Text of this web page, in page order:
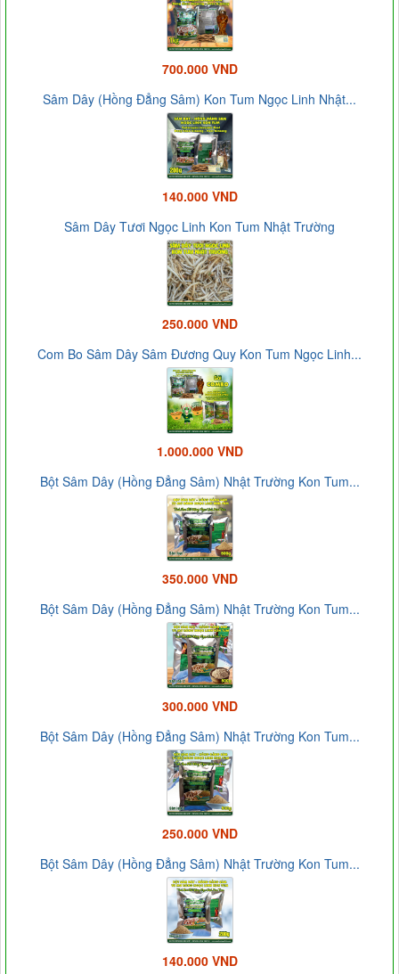
700.000 VND
Sâm Dây (Hồng Đẳng Sâm) Kon Tum Ngọc Linh Nhật...
140.000 VND
Sâm Dây Tươi Ngọc Linh Kon Tum Nhật Trường
250.000 VND
Com Bo Sâm Dây Sâm Đương Quy Kon Tum Ngọc Linh...
1.000.000 VND
Bột Sâm Dây (Hồng Đẳng Sâm) Nhật Trường Kon Tum...
350.000 VND
Bột Sâm Dây (Hồng Đẳng Sâm) Nhật Trường Kon Tum...
300.000 VND
Bột Sâm Dây (Hồng Đẳng Sâm) Nhật Trường Kon Tum...
250.000 VND
Bột Sâm Dây (Hồng Đẳng Sâm) Nhật Trường Kon Tum...
140.000 VND